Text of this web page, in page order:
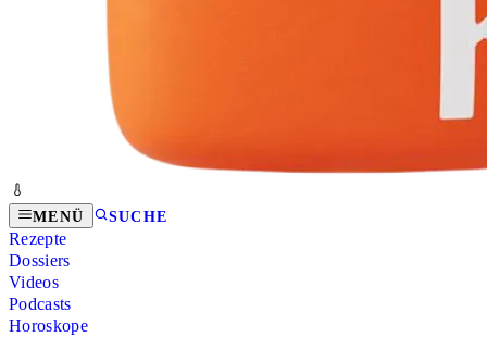
MENÜ SUCHE
Rezepte
Dossiers
Videos
Podcasts
Horoskope